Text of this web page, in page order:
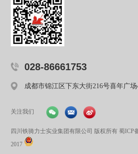
028-86661753
成都市锦江区下东大街216号喜年广场
关注我们
四川铁骑力士实业集团有限公司 版权所有蜀ICP
2017